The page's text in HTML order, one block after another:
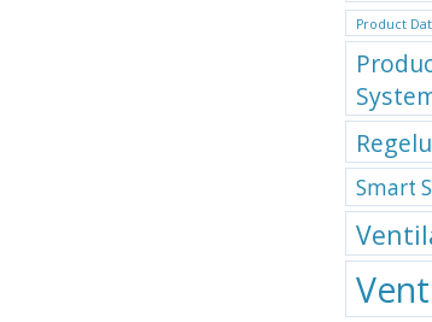
Product
Smart